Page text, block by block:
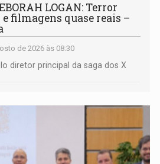
LOGAN: Terror
filmagens quase reais –
de 2026 às 08:30
diretor principal da saga dos X